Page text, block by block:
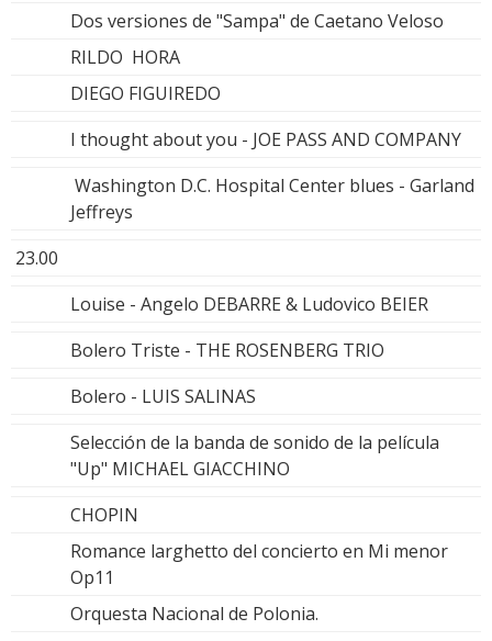
Dos versiones de "Sampa" de Caetano Veloso
RILDO HORA
DIEGO FIGUIREDO
I thought about you - JOE PASS AND COMPANY
Washington D.C. Hospital Center blues - Garland
Jeffreys
23.00
Louise - Angelo DEBARRE & Ludovico BEIER
Bolero Triste - THE ROSENBERG TRIO
Bolero - LUIS SALINAS
Selección de la banda de sonido de la película
"Up" MICHAEL GIACCHINO
CHOPIN
Romance larghetto del concierto en Mi menor
Op11
Orquesta Nacional de Polonia.